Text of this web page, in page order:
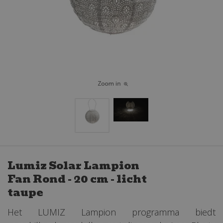
Lumiz Solar Lampion
Fan Rond - 20 cm - licht
taupe
Het LUMIZ Lampion programma biedt